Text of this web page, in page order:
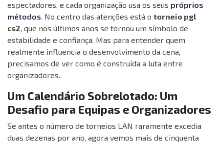
espectadores, e cada organização usa os seus próprios
métodos. No centro das atenções está o torneio pgl
cs2, que nos últimos anos se tornou um símbolo de
estabilidade e confiança. Mas para entender quem
realmente influencia o desenvolvimento da cena,
precisamos de ver como é construída a luta entre
organizadores.
Um Calendário Sobrelotado: Um
Desafio para Equipas e Organizadores
Se antes o número de torneios LAN raramente excedia
duas dezenas por ano, agora vemos mais de cinquenta